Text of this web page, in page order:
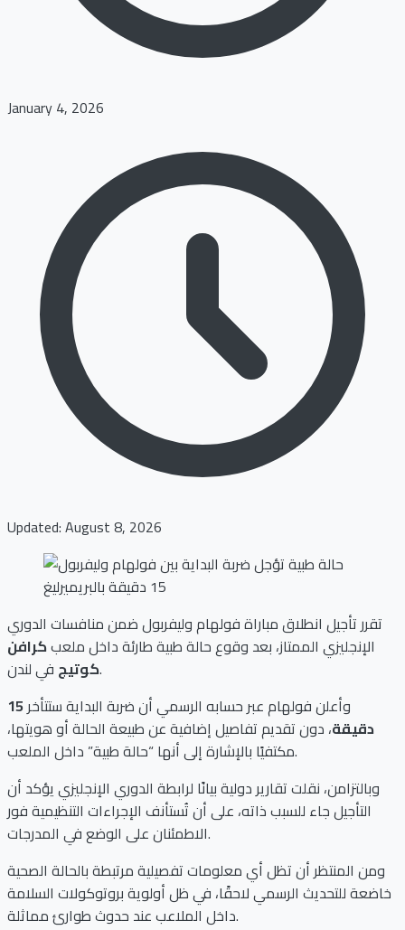
January 4, 2026
Updated: August 8, 2026
تقرر تأجيل انطلاق مباراة فولهام وليفربول ضمن منافسات الدوري
الإنجليزي الممتاز، بعد وقوع حالة طبية طارئة داخل ملعبكرافن
كوتيجفي لندن.
وأعلن فولهام عبر حسابه الرسمي أن ضربة البداية ستتأخر15
دقيقة، دون تقديم تفاصيل إضافية عن طبيعة الحالة أو هويتها،
مكتفيًا بالإشارة إلى أنها “حالة طبية” داخل الملعب.
وبالتزامن، نقلت تقارير دولية بيانًا لرابطة الدوري الإنجليزي يؤكد أن
التأجيل جاء للسبب ذاته، على أن تُستأنف الإجراءات التنظيمية فور
الاطمئنان على الوضع في المدرجات.
ومن المنتظر أن تظل أي معلومات تفصيلية مرتبطة بالحالة الصحية
خاضعة للتحديث الرسمي لاحقًا، في ظل أولوية بروتوكولات السلامة
داخل الملاعب عند حدوث طوارئ مماثلة.